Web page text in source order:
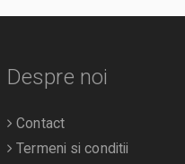
Despre noi
Contact
Termeni si conditii